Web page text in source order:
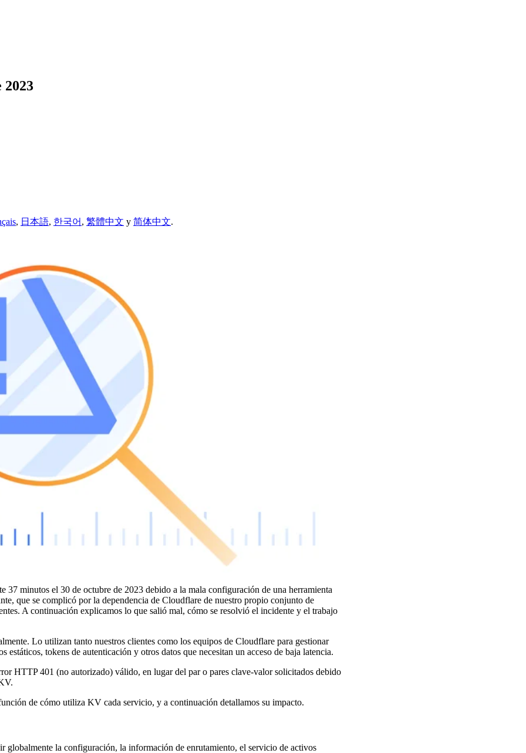
2023
, 日本語, 한국어 , 繁體中文 y 简体中文.
37 minutos el 30 de octubre de 2023 debido a la mala configuración de una herramienta
que se complicó por la dependencia de Cloudflare de nuestro propio conjunto de
A continuación explicamos lo que salió mal, cómo se resolvió el incidente y el trabajo
Lo utilizan tanto nuestros clientes como los equipos de Cloudflare para gestionar
estáticos, tokens de autenticación y otros datos que necesitan un acceso de baja latencia.
HTTP 401 (no autorizado) válido, en lugar del par o pares clave-valor solicitados debido
de cómo utiliza KV cada servicio, y a continuación detallamos su impacto.
la configuración, la información de enrutamiento, el servicio de activos